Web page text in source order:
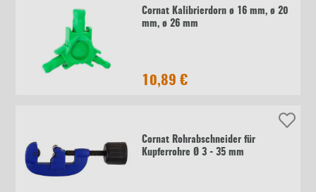
Cornat Kalibrierdorn ø 16 mm, ø 20
mm, ø 26 mm
10,89 €
Cornat Rohrabschneider für
Kupferrohre Ø 3 - 35 mm